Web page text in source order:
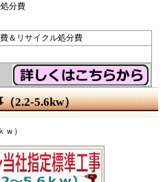
分費
＆リサイクル処分費
2.2-5.6kw）
）